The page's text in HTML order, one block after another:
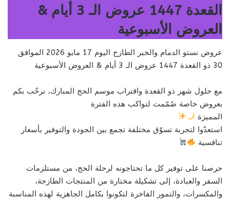
القعدة 1447 عروض الـ 3 أيام &
العروض الأسبوعية
عروض نستو الدمام والخبر الطازج اليوم 17 مايو 2026 الموافق
30 ذو القعدة 1447 عروض الـ 3 أيام & العروض الأسبوعية
مع حلول شهر ذو القعدة واقتراب موسم الحج المبارك، نرحّب بكم
بعروض خاصة صُمّمت لتواكب هذه الفترة
المميزة
استعدّوا لتجربة تسوّق مختلفة تجمع بين الجودة والتوفير بأسعار
تنافسية
حرصنا على توفير كل ما تحتاجونه لرحلة الحج، من مستلزمات
السفر والعبادة، إلى تشكيلة مختارة من المنتجات الطازجة،
والمكسرات، والتمور الفاخرة لتكونوا بكامل الجاهزية لهذه المناسبة